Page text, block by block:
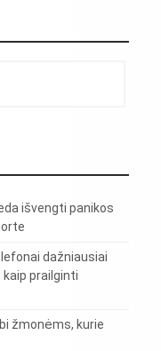
išvengti panikos
dažniausiai
prailginti
žmonėms, kurie